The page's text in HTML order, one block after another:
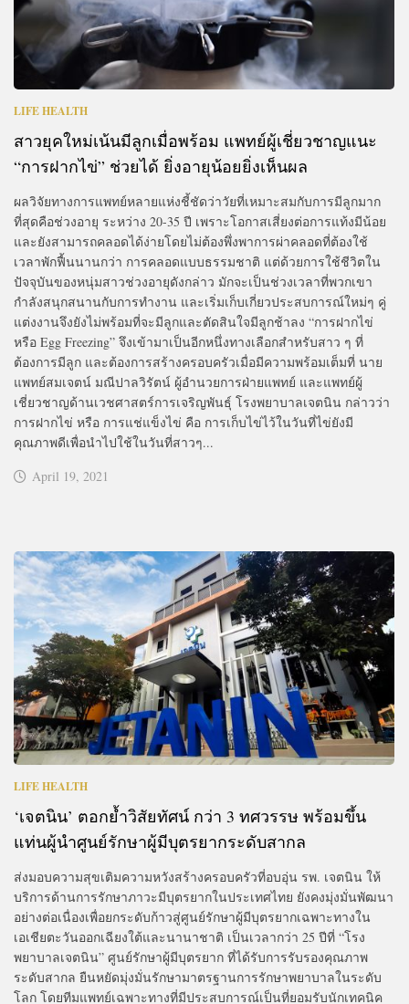
LIFE HEALTH
สาวยุคใหม่เน้นมีลูกเมื่อพร้อม แพทย์ผู้เชี่ยวชาญแนะ
“การฝากไข่” ช่วยได้ ยิ่งอายุน้อยยิ่งเห็นผล
ผลวิจัยทางการแพทย์หลายแห่งชี้ชัดว่าวัยที่เหมาะสมกับการมีลูกมาก
ที่สุดคือช่วงอายุ ระหว่าง 20-35 ปี เพราะโอกาสเสี่ยงต่อการแท้งมีน้อย
และยังสามารถคลอดได้ง่ายโดยไม่ต้องพึ่งพาการผ่าคลอดที่ต้องใช้
เวลาพักฟื้นนานกว่า การคลอดแบบธรรมชาติ แต่ด้วยการใช้ชีวิตใน
ปัจจุบันของหนุ่มสาวช่วงอายุดังกล่าว มักจะเป็นช่วงเวลาที่พวกเขา
กำลังสนุกสนานกับการทำงาน และเริ่มเก็บเกี่ยวประสบการณ์ใหม่ๆ คู่
แต่งงานจึงยังไม่พร้อมที่จะมีลูกและตัดสินใจมีลูกช้าลง “การฝากไข่
หรือ Egg Freezing” จึงเข้ามาเป็นอีกหนึ่งทางเลือกสำหรับสาว ๆ ที่
ต้องการมีลูก และต้องการสร้างครอบครัวเมื่อมีความพร้อมเต็มที่ นาย
แพทย์สมเจตน์ มณีปาลวิรัตน์ ผู้อำนวยการฝ่ายแพทย์ และแพทย์ผู้
เชี่ยวชาญด้านเวชศาสตร์การเจริญพันธุ์ โรงพยาบาลเจตนิน กล่าวว่า
การฝากไข่ หรือ การแช่แข็งไข่ คือ การเก็บไข่ไว้ในวันที่ไข่ยังมี
คุณภาพดีเพื่อนำไปใช้ในวันที่สาวๆ...
April 19, 2021
LIFE HEALTH
‘เจตนิน’ ตอกย้ำวิสัยทัศน์ กว่า 3 ทศวรรษ พร้อมขึ้น
แท่นผู้นำศูนย์รักษาผู้มีบุตรยากระดับสากล
ส่งมอบความสุขเติมความหวังสร้างครอบครัวที่อบอุ่น รพ. เจตนิน ให้
บริการด้านการรักษาภาวะมีบุตรยากในประเทศไทย ยังคงมุ่งมั่นพัฒนา
อย่างต่อเนื่องเพื่อยกระดับก้าวสู่ศูนย์รักษาผู้มีบุตรยากเฉพาะทางใน
เอเชียตะวันออกเฉียงใต้และนานาชาติ เป็นเวลากว่า 25 ปีที่ “โรง
พยาบาลเจตนิน” ศูนย์รักษาผู้มีบุตรยาก ที่ได้รับการรับรองคุณภาพ
ระดับสากล ยืนหยัดมุ่งมั่นรักษามาตรฐานการรักษาพยาบาลในระดับ
โลก โดยทีมแพทย์เฉพาะทางที่มีประสบการณ์เป็นที่ยอมรับนักเทคนิค